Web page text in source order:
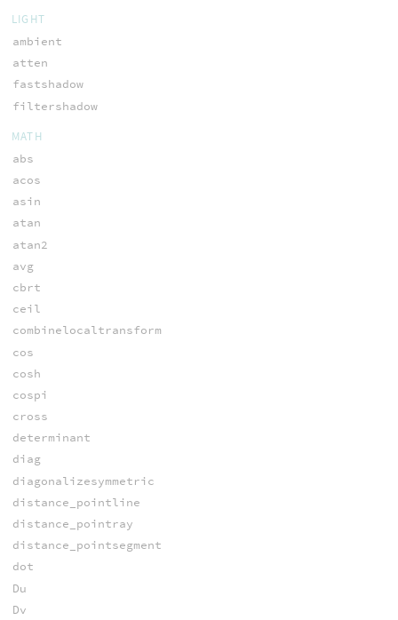
LIGHT
ambient
atten
fastshadow
filtershadow
MATH
abs
acos
asin
atan
atan2
avg
cbrt
ceil
combinelocaltransform
cos
cosh
cospi
cross
determinant
diag
diagonalizesymmetric
distance_pointline
distance_pointray
distance_pointsegment
dot
Du
Dv